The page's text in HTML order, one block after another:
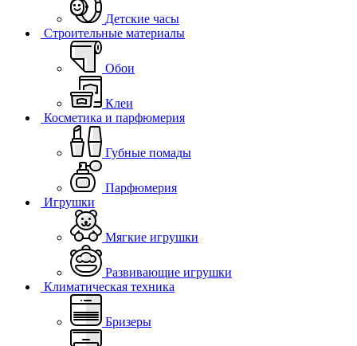
Детские часы
Строительные материалы
Обои
Клеи
Косметика и парфюмерия
Губные помады
Парфюмерия
Игрушки
Мягкие игрушки
Развивающие игрушки
Климатическая техника
Бризеры